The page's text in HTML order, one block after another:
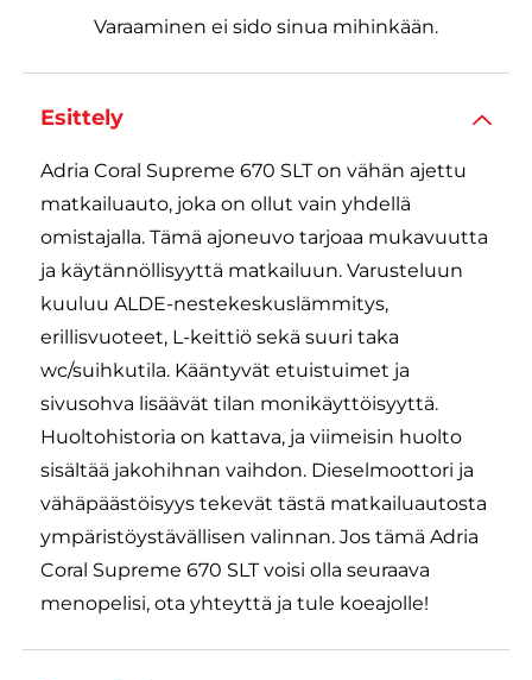
Varaaminen ei sido sinua mihinkään.
Esittely
Adria Coral Supreme 670 SLT on vähän ajettu
matkailuauto, joka on ollut vain yhdellä
omistajalla. Tämä ajoneuvo tarjoaa mukavuutta
ja käytännöllisyyttä matkailuun. Varusteluun
kuuluu ALDE-nestekeskuslämmitys,
erillisvuoteet, L-keittiö sekä suuri taka
wc/suihkutila. Kääntyvät etuistuimet ja
sivusohva lisäävät tilan monikäyttöisyyttä.
Huoltohistoria on kattava, ja viimeisin huolto
sisältää jakohihnan vaihdon. Dieselmoottori ja
vähäpäästöisyys tekevät tästä matkailuautosta
ympäristöystävällisen valinnan. Jos tämä Adria
Coral Supreme 670 SLT voisi olla seuraava
menopelisi, ota yhteyttä ja tule koeajolle!